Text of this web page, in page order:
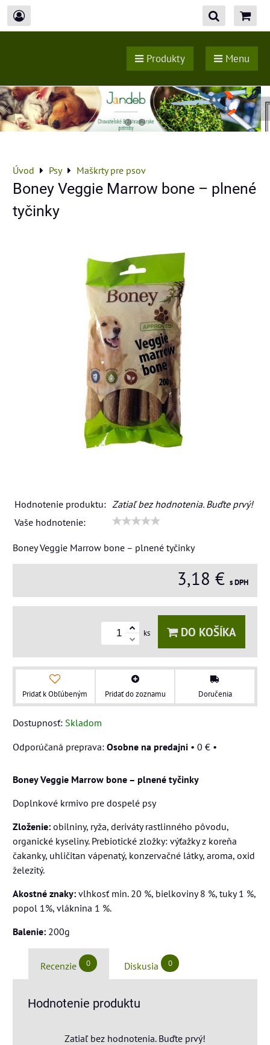
Produkty Menu
Úvod Psy Maškrty pre psov
Boney Veggie Marrow bone – plnené
tyčinky
Hodnotenie produktu: Zatiaľ bez hodnotenia. Buďte prvý!
Vaše hodnotenie:
Boney Veggie Marrow bone – plnené tyčinky
3,18 € s DPH
ks DO KOŠÍKA
Pridať k Obľúbeným Pridať do zoznamu Doručenia
Dostupnosť: Skladom
Osobne na predajni • 0 € •
Boney Veggie Marrow bone – plnené tyčinky
Doplnkové krmivo pre dospelé psy
Zloženie: obilniny, ryža, deriváty rastlinného pôvodu,
organické kyseliny. Prebiotické zložky: výťažky z koreňa
čakanky, uhličitan vápenatý, konzervačné látky, aroma, oxid
železitý.
Akostné znaky: vlhkosť min. 20 %, bielkoviny 8 %, tuky 1 %,
popol 1%, vláknina 1 %.
Balenie: 200g
Recenzie 0 Diskusia 0
Hodnotenie produktu
Zatiaľ bez hodnotenia. Buďte prvý!